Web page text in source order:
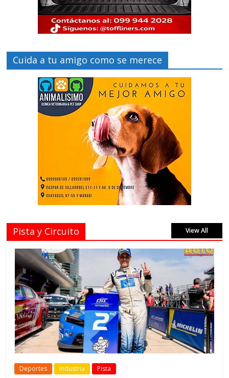
Cuida a tu amigo como se merece
Pista y Circuito View All
Deportes Industria Pista